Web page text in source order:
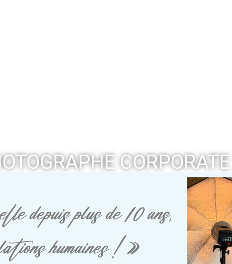
depuis plus de 10 ans,
humaines ! »